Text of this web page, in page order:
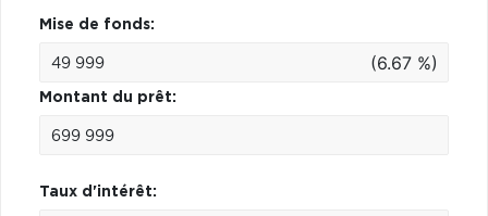
Mise de fonds:
(6.67 %)
Montant du prêt:
Taux d'intérêt: